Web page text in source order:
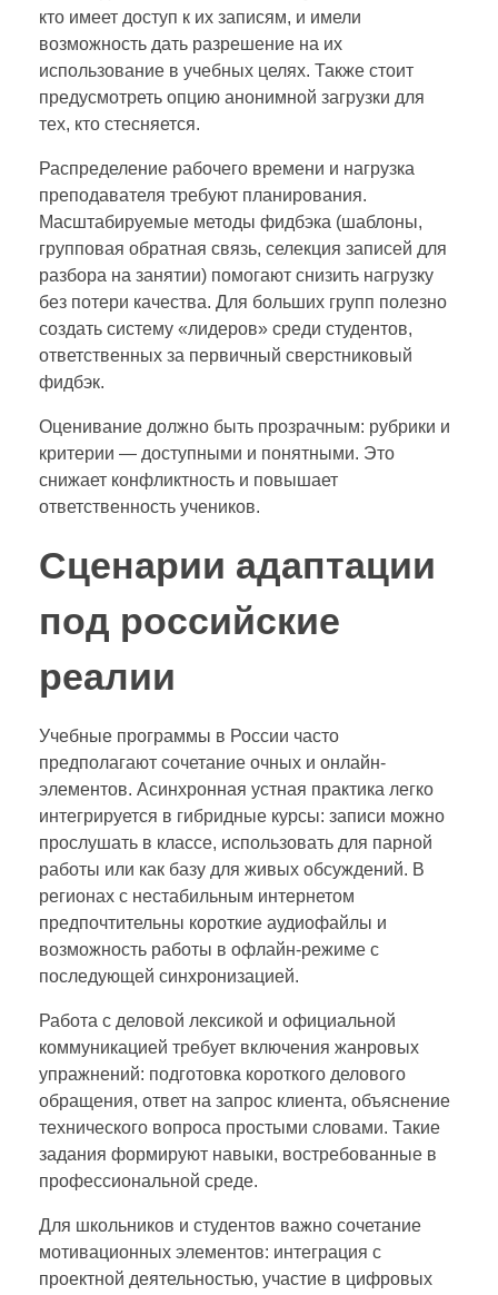
кто имеет доступ к их записям, и имели
возможность дать разрешение на их
использование в учебных целях. Также стоит
предусмотреть опцию анонимной загрузки для
тех, кто стесняется.
Распределение рабочего времени и нагрузка
преподавателя требуют планирования.
Масштабируемые методы фидбэка (шаблоны,
групповая обратная связь, селекция записей для
разбора на занятии) помогают снизить нагрузку
без потери качества. Для больших групп полезно
создать систему «лидеров» среди студентов,
ответственных за первичный сверстниковый
фидбэк.
Оценивание должно быть прозрачным: рубрики и
критерии — доступными и понятными. Это
снижает конфликтность и повышает
ответственность учеников.
Сценарии адаптации
под российские
реалии
Учебные программы в России часто
предполагают сочетание очных и онлайн-
элементов. Асинхронная устная практика легко
интегрируется в гибридные курсы: записи можно
прослушать в классе, использовать для парной
работы или как базу для живых обсуждений. В
регионах с нестабильным интернетом
предпочтительны короткие аудиофайлы и
возможность работы в офлайн-режиме с
последующей синхронизацией.
Работа с деловой лексикой и официальной
коммуникацией требует включения жанровых
упражнений: подготовка короткого делового
обращения, ответ на запрос клиента, объяснение
технического вопроса простыми словами. Такие
задания формируют навыки, востребованные в
профессиональной среде.
Для школьников и студентов важно сочетание
мотивационных элементов: интеграция с
проектной деятельностью, участие в цифровых